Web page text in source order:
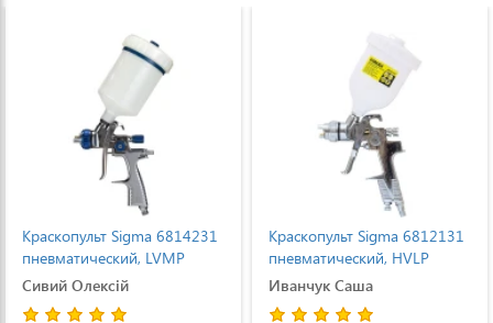
Краскопульт Sigma 6814231
пневматический, LVMP
Сивий Олексій
Краскопульт Sigma 6812131
пневматический, HVLP
Иванчук Саша